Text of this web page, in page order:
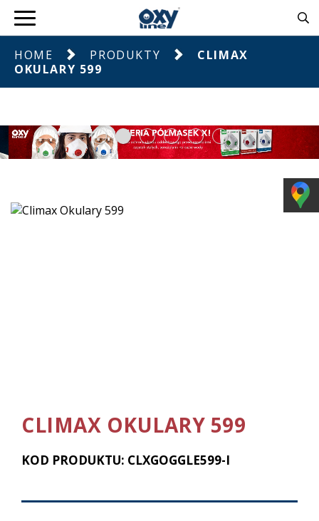
HOME PRODUKTY
CLIMAX
OKULARY 599
CLIMAX OKULARY 599
KOD PRODUKTU: CLXGOGGLE599-I